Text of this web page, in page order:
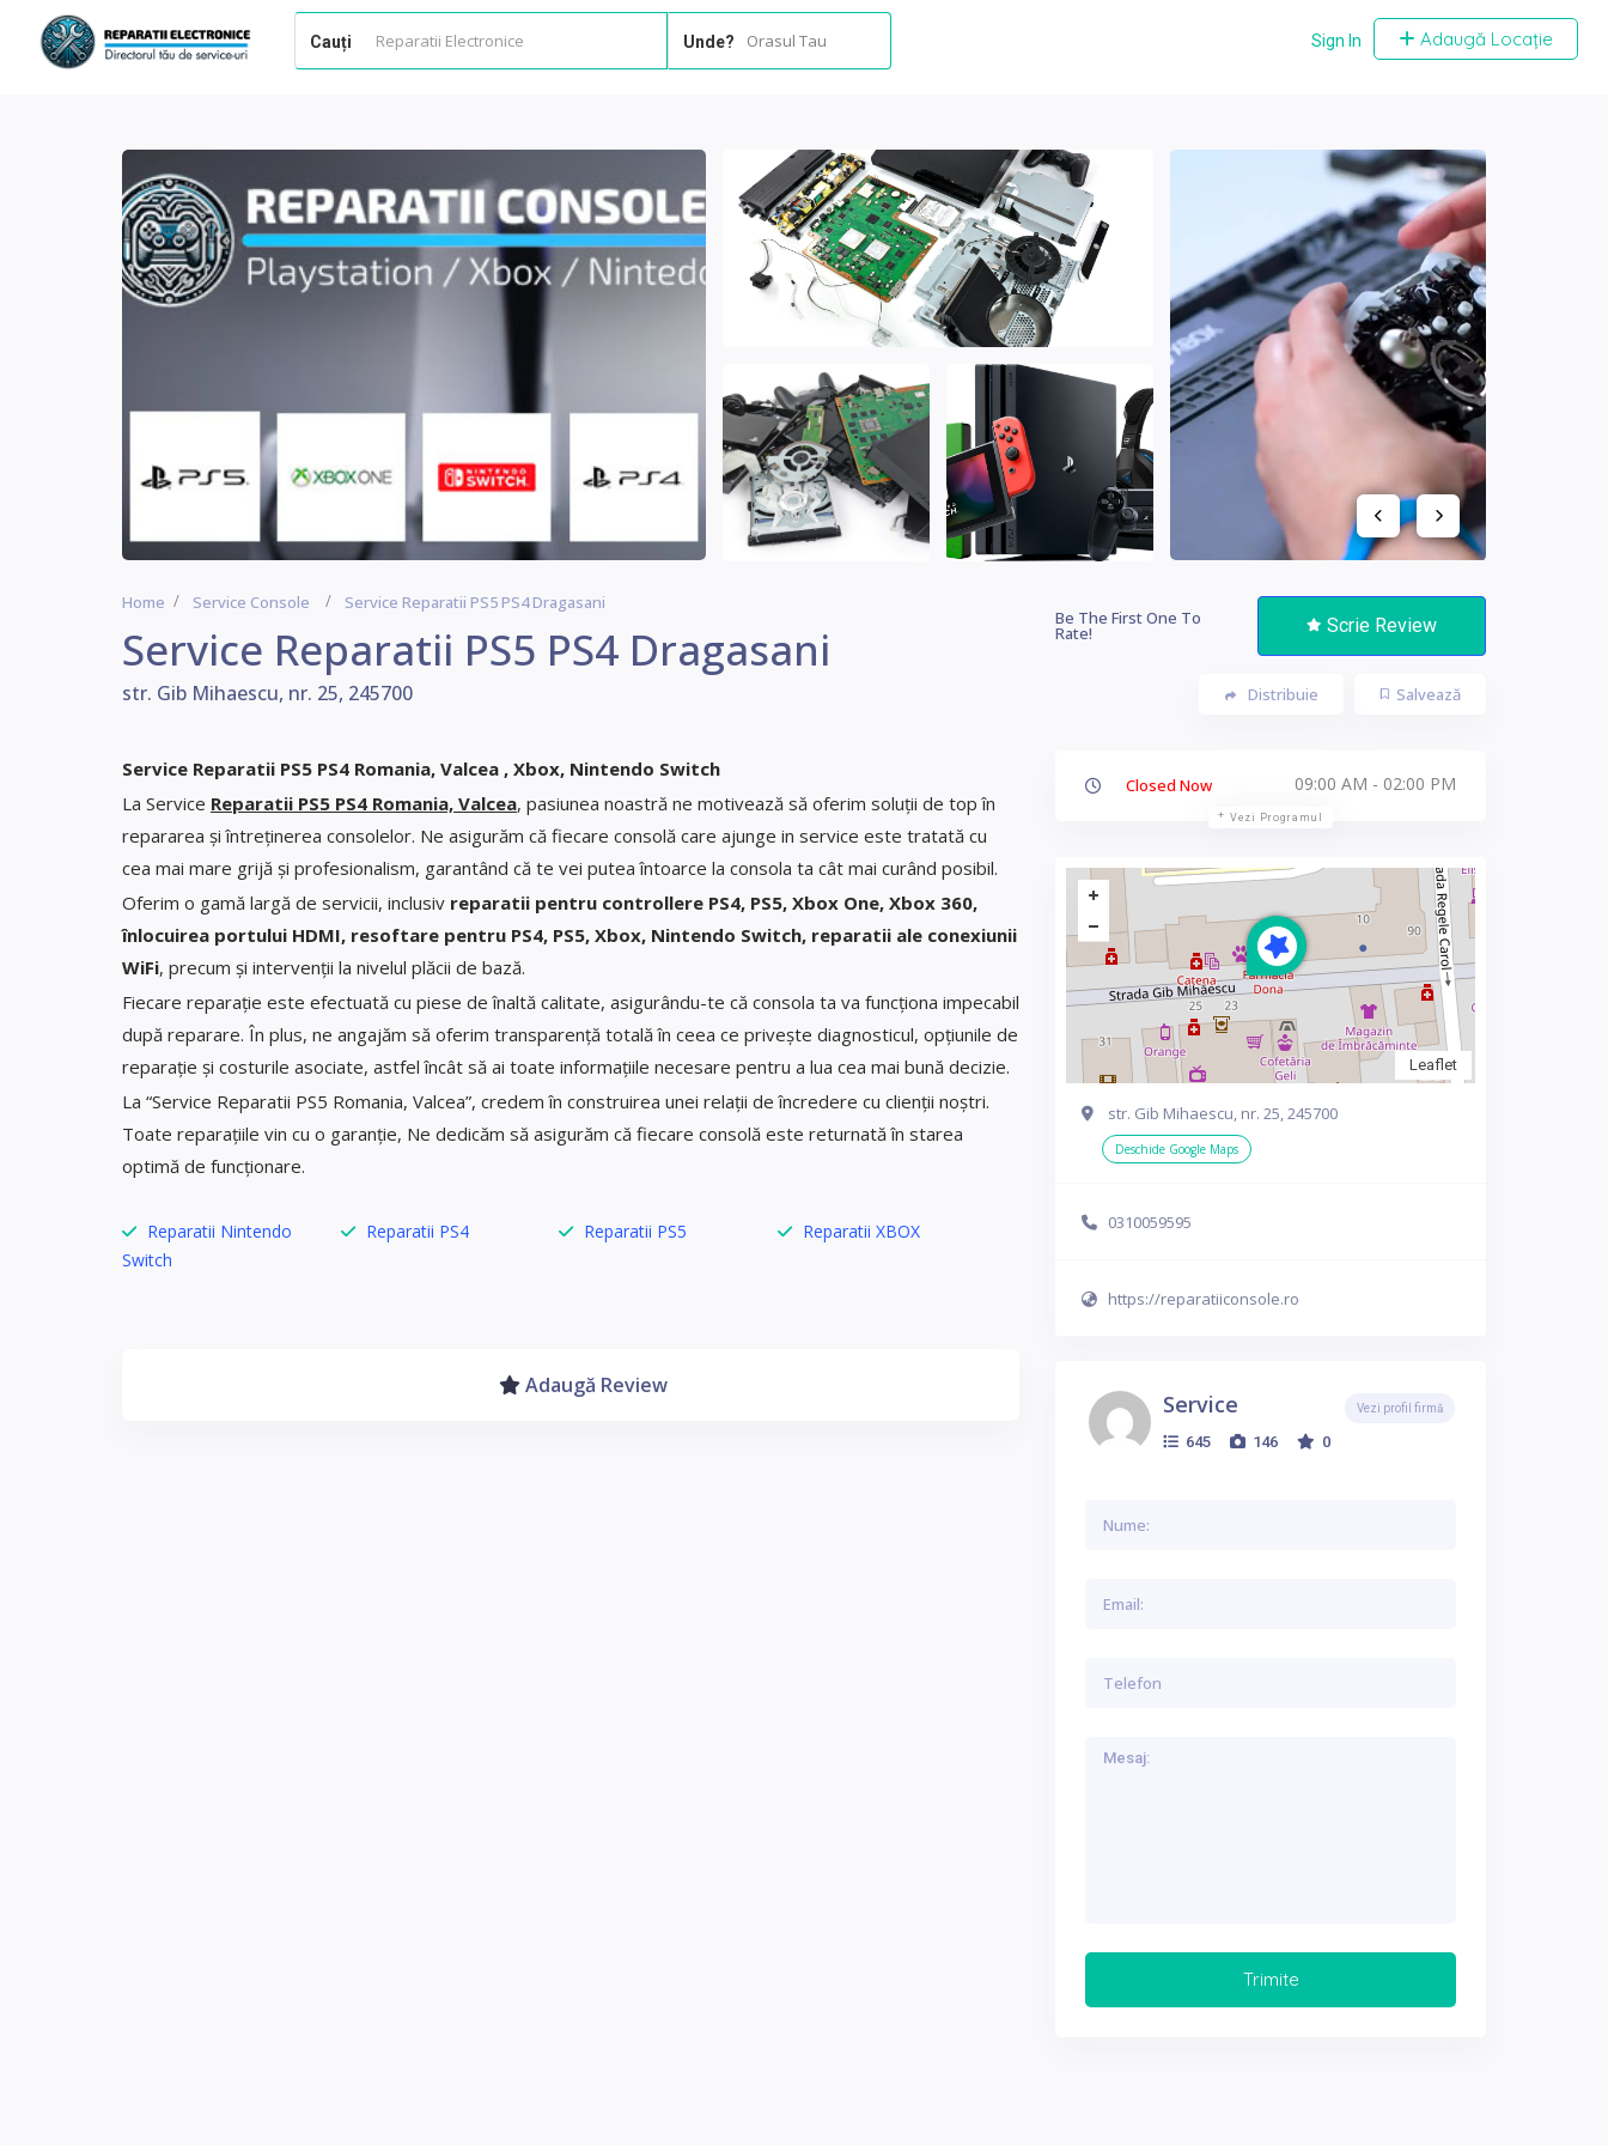
Cauți Unde? Orasul Tau Sign In Adaugă Locație
Home Service Console Service Reparatii PS5 PS4 Dragasani
Service Reparatii PS5 PS4 Dragasani
str. Gib Mihaescu, nr. 25, 245700
Be The First One To
Rate! Scrie Review
Salvează
Distribuie
Service Reparatii PS5 PS4 Romania, Valcea , Xbox, Nintendo Switch
La Service Reparatii PS5 PS4 Romania, Valcea, pasiunea noastră ne motivează să oferim soluții de top în
repararea și întreținerea consolelor. Ne asigurăm că fiecare consolă care ajunge in service este tratată cu
cea mai mare grijă și profesionalism, garantând că te vei putea întoarce la consola ta cât mai curând posibil.
Oferim o gamă largă de servicii, inclusiv reparatii pentru controllere PS4, PS5, Xbox One, Xbox 360,
înlocuirea portului HDMI, resoftare pentru PS4, PS5, Xbox, Nintendo Switch, reparatii ale conexiunii
WiFi, precum și intervenții la nivelul plăcii de bază.
Fiecare reparație este efectuată cu piese de înaltă calitate, asigurându-te că consola ta va funcționa impecabil
după reparare. În plus, ne angajăm să oferim transparență totală în ceea ce privește diagnosticul, opțiunile de
reparație și costurile asociate, astfel încât să ai toate informațiile necesare pentru a lua cea mai bună decizie.
La “Service Reparatii PS5 Romania, Valcea”, credem în construirea unei relații de încredere cu clienții noștri.
Toate reparațiile vin cu o garanție, Ne dedicăm să asigurăm că fiecare consolă este returnată în starea
optimă de funcționare.
Reparatii Nintendo
Switch
Reparatii PS4 Reparatii PS5 Reparatii XBOX
Adaugă Review
Closed Now 09:00 AM - 02:00 PM
Vezi Programul
Leaflet
str. Gib Mihaescu, nr. 25, 245700
Deschide Google Maps
0310059595
https://reparatiiconsole.ro
Service
645 146 0
Vezi profil firmă